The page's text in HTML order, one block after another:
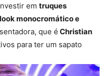
em truques
monocromático e
que é Christian
para ter um sapato